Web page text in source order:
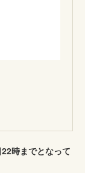
時までとなって